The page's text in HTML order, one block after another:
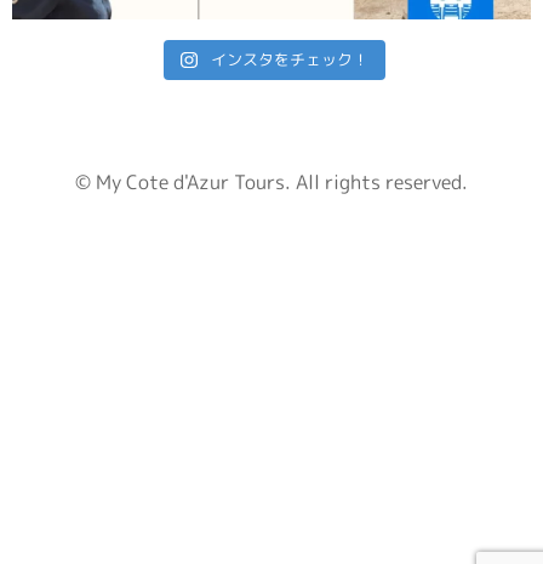
インスタをチェック！
© My Cote d'Azur Tours. All rights reserved.